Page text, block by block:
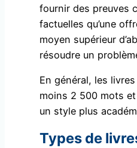
fournir des preuves
factuelles qu’une
moyen supérieur
résoudre un
En général, les
moins 2 500 mots
un style plus
Types de